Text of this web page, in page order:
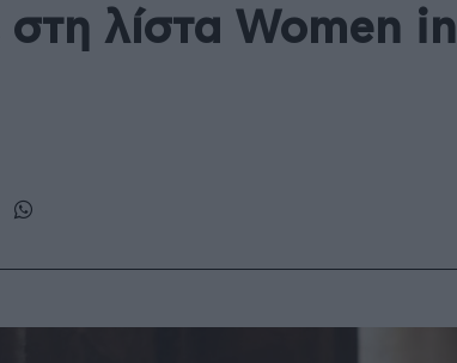
λίστα Women in